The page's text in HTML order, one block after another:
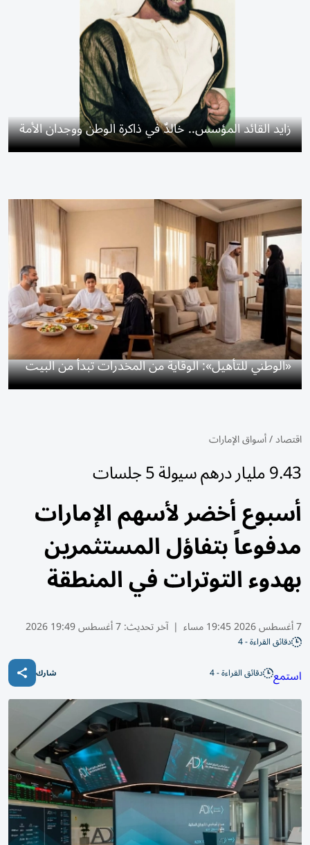
زايد القائد المؤسس.. خالدٌ في ذاكرة الوطن ووجدان الأمة
«الوطني للتأهيل»: الوقاية من المخدرات تبدأ من البيت
اقتصاد/أسواق الإمارات
9.43 مليار درهم سيولة 5 جلسات
أسبوع أخضر لأسهم الإمارات
مدفوعاً بتفاؤل المستثمرين
بهدوء التوترات في المنطقة
7 أغسطس 2026 19:45 مساء | آخر تحديث:7 أغسطس 19:49 2026
دقائق القراءة - 4
استمع دقائق القراءة - 4 شارك